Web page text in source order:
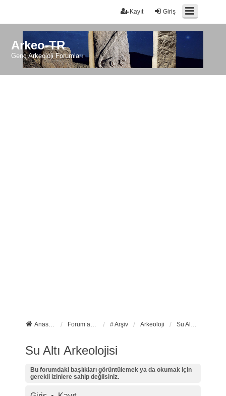
Giriş
Kayıt
Arkeo-TR
Genç Arkeoloji Forumları
Anasayfa Forum ana sayfa # Arşiv Arkeoloji Su Altı Arkeolojisi
Su Altı Arkeolojisi
Bu forumdaki başlıkları görüntülemek ya da okumak için
gerekli izinlere sahip değilsiniz.